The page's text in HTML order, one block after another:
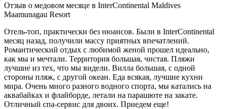
Отзыв о медовом месяце в InterContinental Maldives
Maamunagau Resort
Отель-топ, практически без нюансов. Были в InterContinental
месяц назад, получили массу приятных впечатлений.
Романтический отдых с любимой женой прошел идеально,
как мы и мечтали. Территория большая, чистая. Пляжи
лучшие из тех, что мы видели. Вилла большая, с одной
стороны пляж, с другой океан. Еда всякая, лучшие кухни
мира. Очень много разного водного спорта, мы катались на
аквабайках и флайборде, летали на парашюте на закате.
Отличный спа-сервис для двоих. Приедем еще!